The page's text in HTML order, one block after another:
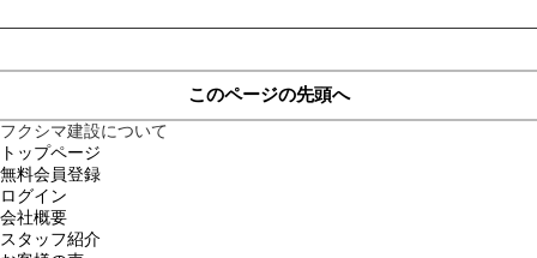
このページの先頭へ
フクシマ建設について
トップページ
無料会員登録
ログイン
会社概要
スタッフ紹介